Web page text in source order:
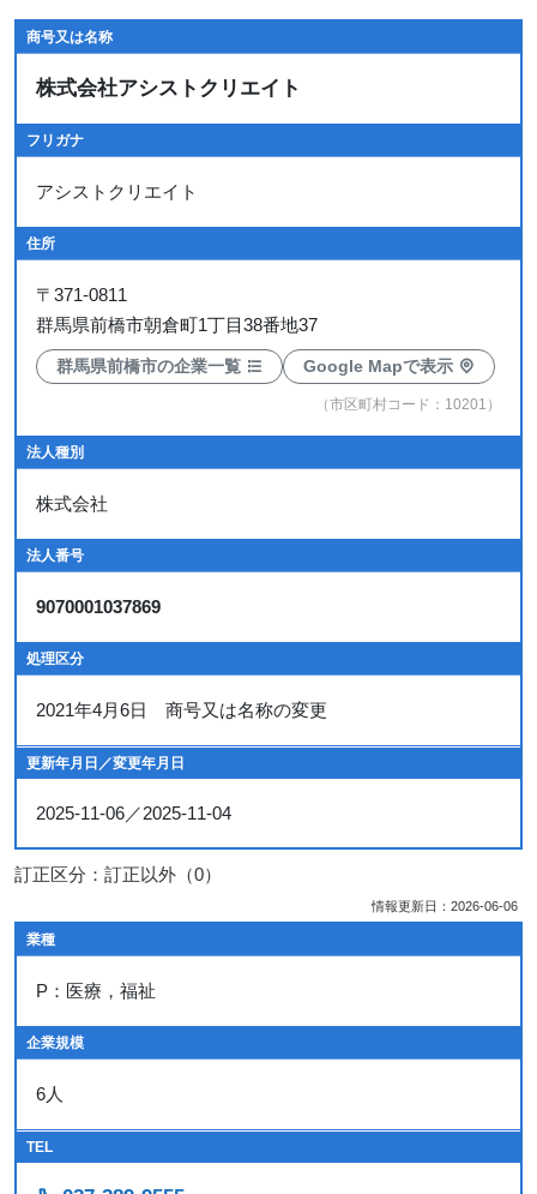
商号又は名称
株式会社アシストクリエイト
フリガナ
アシストクリエイト
住所
〒 371-0811
群馬県前橋市朝倉町1丁目38番地37
群馬県前橋市の企業一覧 Google Mapで表示
（市区町村コード：10201）
法人種別
株式会社
法人番号
9070001037869
処理区分
2021年4月6日 商号又は名称の変更
更新年月日／変更年月日
2025-11-06／2025-11-04
訂正区分：訂正以外（0）
情報更新日：2026-06-06
業種
P：医療，福祉
企業規模
6人
TEL